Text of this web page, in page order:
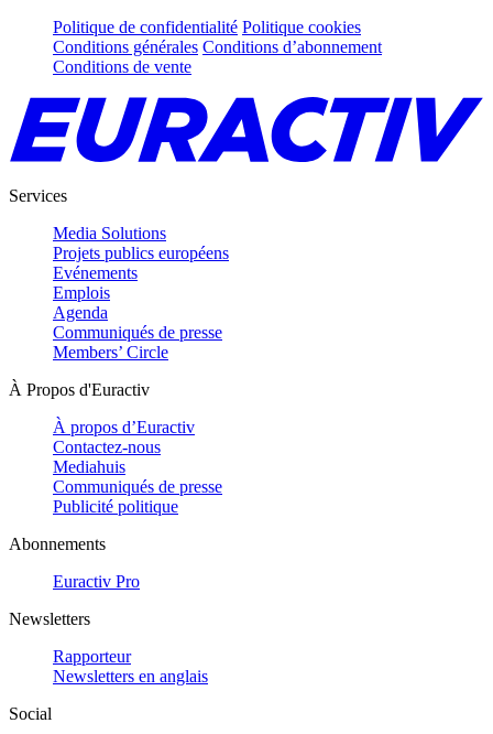
Politique de confidentialité Politique cookies
Conditions générales Conditions d’abonnement
Conditions de vente
Services
Media Solutions
Projets publics européens
Evénements
Emplois
Agenda
Communiqués de presse
Members’ Circle
À Propos d'Euractiv
À propos d’Euractiv
Contactez-nous
Mediahuis
Communiqués de presse
Publicité politique
Abonnements
Euractiv Pro
Newsletters
Rapporteur
Newsletters en anglais
Social